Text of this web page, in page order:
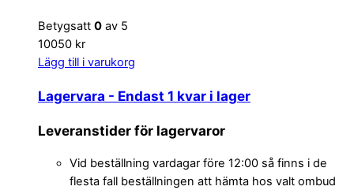
Betygsatt 0 av 5
10050 kr
Lägg till i varukorg
Lagervara - Endast 1 kvar i lager
Leveranstider för lagervaror
Vid beställning vardagar före 12:00 så finns i de
flesta fall beställningen att hämta hos valt ombud